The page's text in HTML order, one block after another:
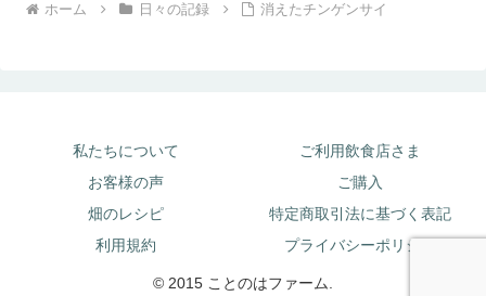
ホーム 日々の記録 消えたチンゲンサイ
私たちについて
ご利用飲食店さま
お客様の声
ご購入
畑のレシピ
特定商取引法に基づく表記
利用規約
プライバシーポリシー
© 2015 ことのはファーム.